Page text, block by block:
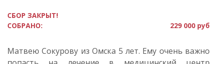
СБОР ЗАКРЫТ!
СОБРАНО:
229 000 руб
Матвею Сокурову из Омска 5 лет. Ему очень важно